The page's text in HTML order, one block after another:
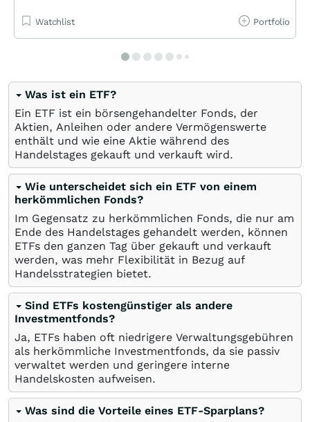
Watchlist Portfolio
Was ist ein ETF?
Ein ETF ist ein börsengehandelter Fonds, der
Aktien, Anleihen oder andere Vermögenswerte
enthält und wie eine Aktie während des
Handelstages gekauft und verkauft wird.
Wie unterscheidet sich ein ETF von einem
herkömmlichen Fonds?
Im Gegensatz zu herkömmlichen Fonds, die nur am
Ende des Handelstages gehandelt werden, können
ETFs den ganzen Tag über gekauft und verkauft
werden, was mehr Flexibilität in Bezug auf
Handelsstrategien bietet.
Sind ETFs kostengünstiger als andere
Investmentfonds?
Ja, ETFs haben oft niedrigere Verwaltungsgebühren
als herkömmliche Investmentfonds, da sie passiv
verwaltet werden und geringere interne
Handelskosten aufweisen.
Was sind die Vorteile eines ETF-Sparplans?